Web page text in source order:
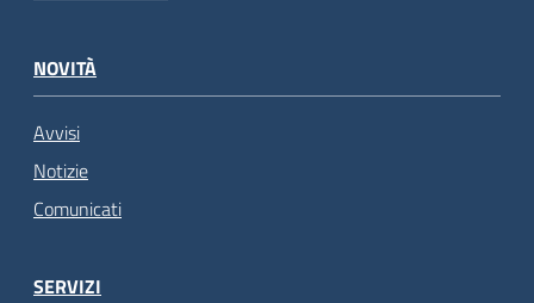
NOVITÀ
Avvisi
Notizie
Comunicati
SERVIZI